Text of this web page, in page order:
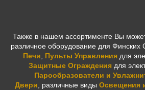
Также в нашем ассортименте Вы
различное оборудование для Финских
Печи, Пульты Управления для
Защитные Ограждения для
Парообразователи и
Двери, различные виды Освещения